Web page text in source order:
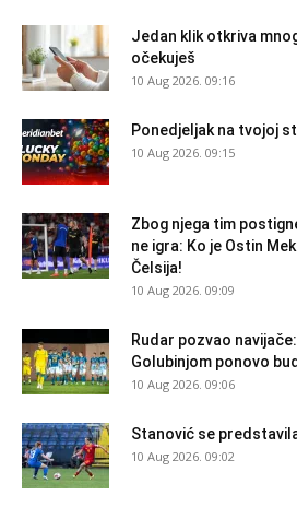
Jedan klik otkriva
očekuješ
10 Aug 2026. 09:16
Ponedjeljak na tvojoj
10 Aug 2026. 09:15
Zbog njega tim
ne igra: Ko je Ostin
Čelsija!
10 Aug 2026. 09:09
Rudar pozvao
Golubinjom ponovo
10 Aug 2026. 09:06
Stanović se
10 Aug 2026. 09:02